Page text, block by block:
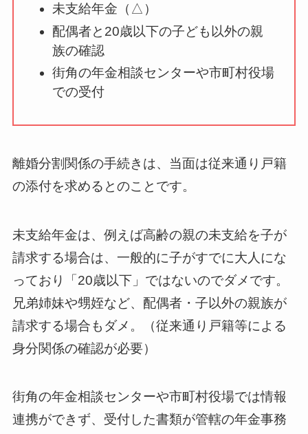
未支給年金（△）
配偶者と20歳以下の子ども以外の親
族の確認
街角の年金相談センターや市町村役場
での受付
離婚分割関係の手続きは、当面は従来通り戸籍
の添付を求めるとのことです。
未支給年金は、例えば高齢の親の未支給を子が
請求する場合は、一般的に子がすでに大人にな
っており「20歳以下」ではないのでダメです。
兄弟姉妹や甥姪など、配偶者・子以外の親族が
請求する場合もダメ。（従来通り戸籍等による
身分関係の確認が必要）
街角の年金相談センターや市町村役場では情報
連携ができず、受付した書類が管轄の年金事務